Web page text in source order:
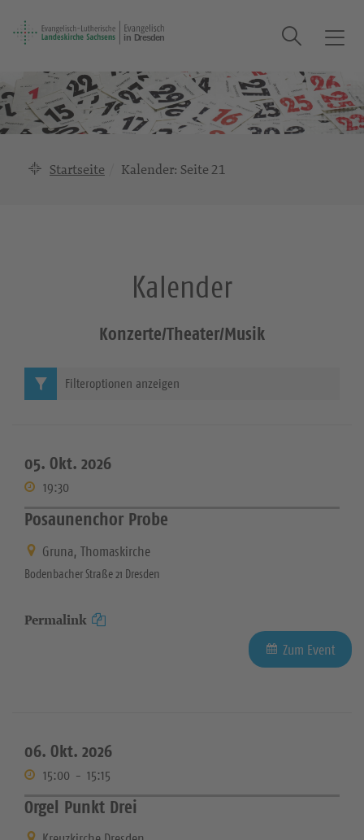
T
g
g
l
Suche
Startseite Kalender: Seite 21
Kalender
Konzerte/Theater/Musik
05. Okt. 2026
19:30
Posaunenchor Probe
Gruna, Thomaskirche
Bodenbacher Straße 21 Dresden
Permalink
Zum Event
06. Okt. 2026
15:00 - 15:15
Orgel Punkt Drei
Filteroptionen anzeigen